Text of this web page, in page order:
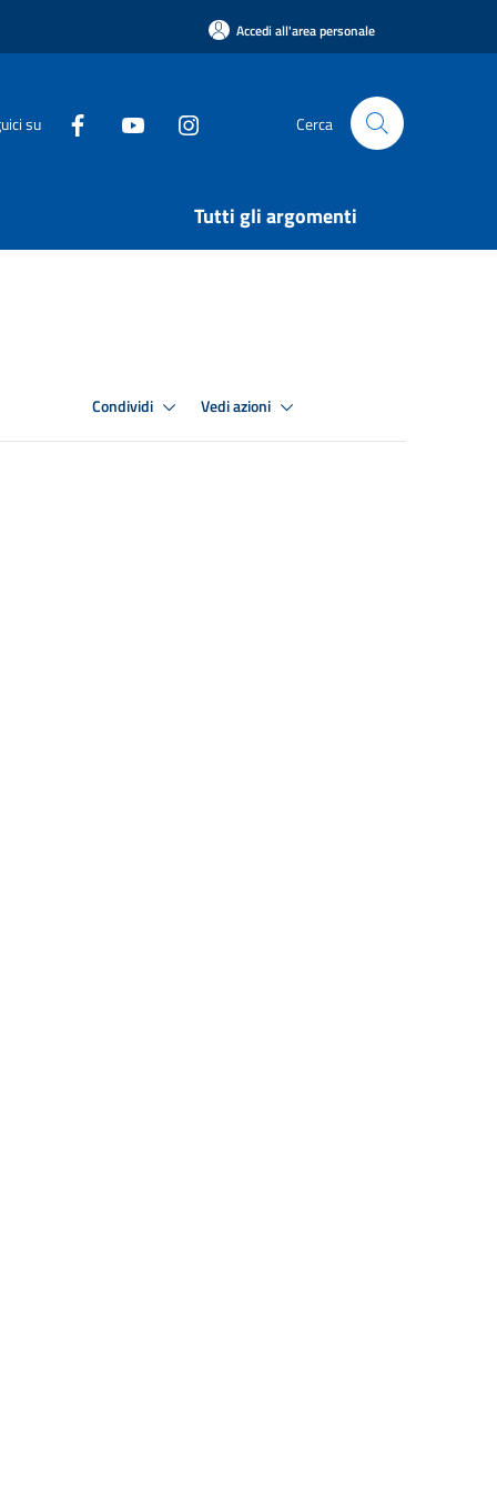
Accedi all'area personale
su Cerca
Tutti gli argomenti
Condividi Vedi azioni